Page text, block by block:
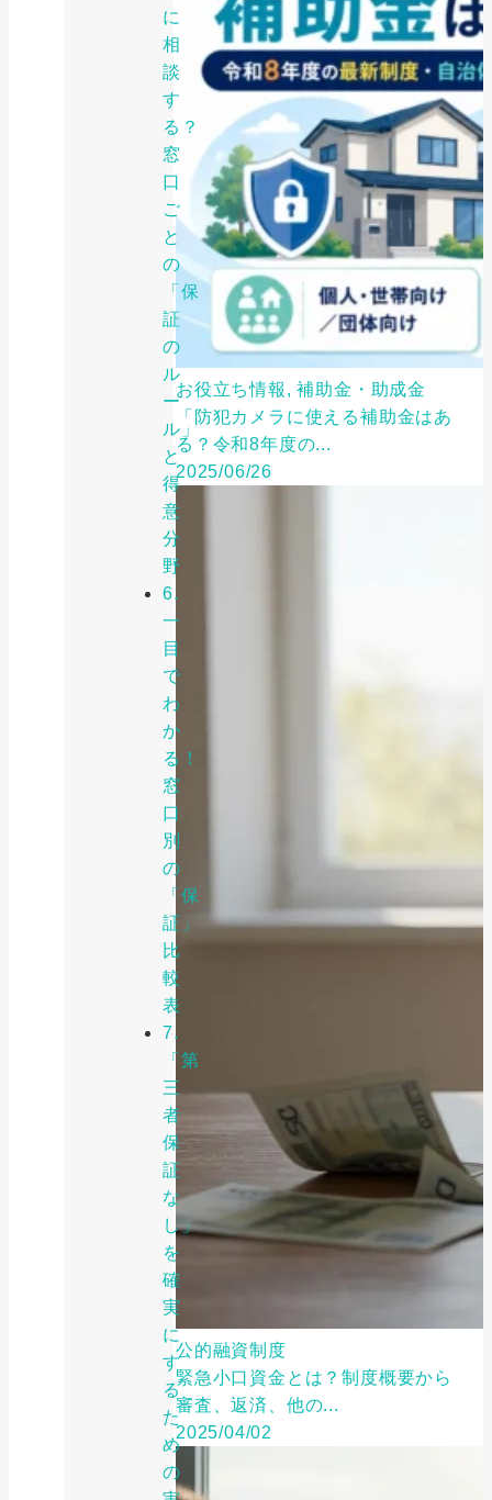
に
相
談
す
る？
窓
口
ご
と
の
「保
証
の
ル
ー
ル」
と
得
意
分
野
6.
一
目
で
わ
か
る！
窓
口
別
の
「保
証」
比
較
表
7.
「第
三
者
保
証
な
し」
を
確
実
に
す
る
た
め
の
お役立ち情報, 補助金・助成金
「防犯カメラに使える補助金はあ
る？令和8年度の...
2025/06/26
公的融資制度
緊急小口資金とは？制度概要から
審査、返済、他の...
2025/04/02